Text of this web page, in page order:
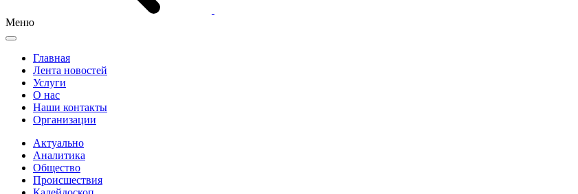
Меню
Главная
Лента новостей
Услуги
О нас
Наши контакты
Организации
Актуально
Аналитика
Общество
Происшествия